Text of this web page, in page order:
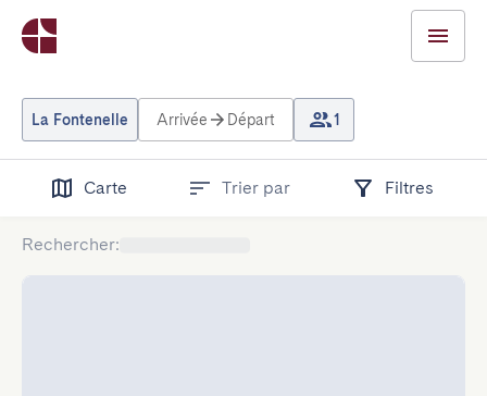
La Fontenelle Arrivée Départ 1
Carte Trier par Filtres
Rechercher: